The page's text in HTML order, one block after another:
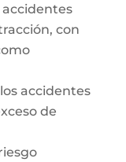
accidentes
con
accidentes
de